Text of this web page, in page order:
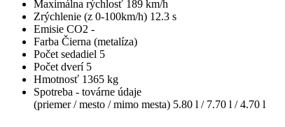
Maximálna rýchlosť 189 km/h
Zrýchlenie (z 0-100km/h) 12.3 s
Emisie CO2 -
Farba Čierna (metalíza)
Počet sedadiel 5
Počet dverí 5
Hmotnosť 1365 kg
Spotreba - továrne údaje
(priemer / mesto / mimo mesta) 5.80 l / 7.70 l / 4.70 l